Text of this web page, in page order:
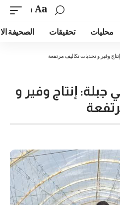
Aa
محليات تحقيقات الصحيفة
وفير و تحديات تكاليف مرتفعة
جبلة: إنتاج وفير و